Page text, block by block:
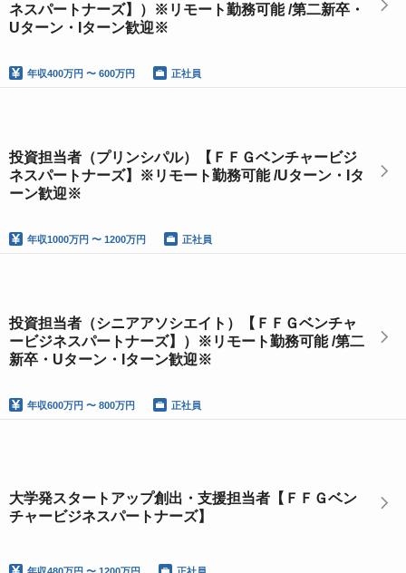
ネスパートナーズ】）※リモート勤務可能 /第二新卒・
Uターン・Iターン歓迎※
年収400万円 〜 600万円 正社員
投資担当者（プリンシパル）【ＦＦＧベンチャービジ
ネスパートナーズ】※リモート勤務可能 /Uターン・Iタ
ーン歓迎※
年収1000万円 〜 1200万円 正社員
投資担当者（シニアアソシエイト）【ＦＦＧベンチャ
ービジネスパートナーズ】）※リモート勤務可能 /第二
新卒・Uターン・Iターン歓迎※
年収600万円 〜 800万円 正社員
大学発スタートアップ創出・支援担当者【ＦＦＧベン
チャービジネスパートナーズ】